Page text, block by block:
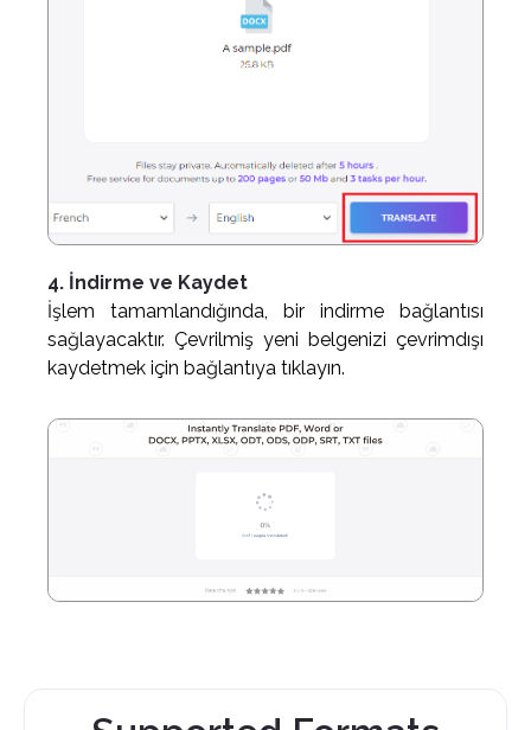
4. İndirme ve Kaydet
İşlem tamamlandığında, bir indirme bağlantısı
sağlayacaktır. Çevrilmiş yeni belgenizi çevrimdışı
kaydetmek için bağlantıya tıklayın.